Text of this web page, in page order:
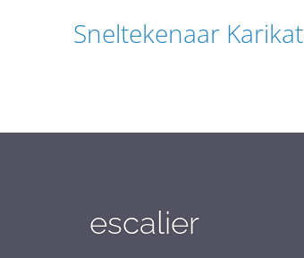
Sneltekenaar
escalier